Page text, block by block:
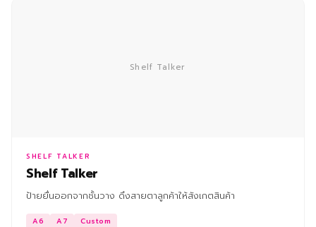
Shelf Talker
SHELF TALKER
Shelf Talker
ป้ายยื่นออกจากชั้นวาง ดึงสายตาลูกค้าให้สังเกตสินค้า
A6 A7 Custom